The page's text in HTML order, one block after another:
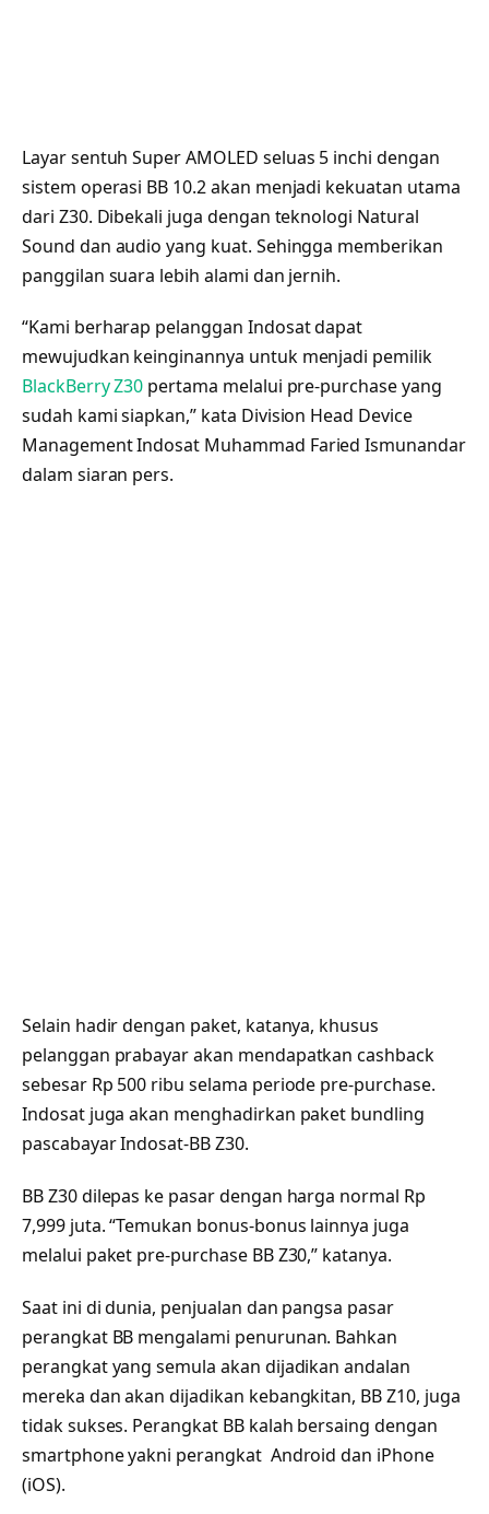
Layar sentuh Super AMOLED seluas 5 inchi dengan
sistem operasi BB 10.2 akan menjadi kekuatan utama
dari Z30. Dibekali juga dengan teknologi Natural
Sound dan audio yang kuat. Sehingga memberikan
panggilan suara lebih alami dan jernih.
“Kami berharap pelanggan Indosat dapat
mewujudkan keinginannya untuk menjadi pemilik
BlackBerry Z30 pertama melalui pre-purchase yang
sudah kami siapkan,” kata Division Head Device
Management Indosat Muhammad Faried Ismunandar
dalam siaran pers.
Selain hadir dengan paket, katanya, khusus
pelanggan prabayar akan mendapatkan cashback
sebesar Rp 500 ribu selama periode pre-purchase.
Indosat juga akan menghadirkan paket bundling
pascabayar Indosat-BB Z30.
BB Z30 dilepas ke pasar dengan harga normal Rp
7,999 juta. “Temukan bonus-bonus lainnya juga
melalui paket pre-purchase BB Z30,” katanya.
Saat ini di dunia, penjualan dan pangsa pasar
perangkat BB mengalami penurunan. Bahkan
perangkat yang semula akan dijadikan andalan
mereka dan akan dijadikan kebangkitan, BB Z10, juga
tidak sukses. Perangkat BB kalah bersaing dengan
smartphone yakni perangkat Android dan iPhone
(iOS).